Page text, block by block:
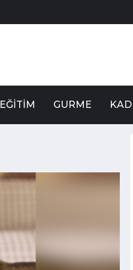
EĞITIM GURME